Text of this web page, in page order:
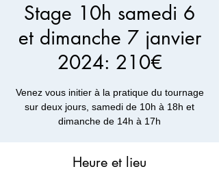
Stage 10h samedi 6
et dimanche 7 janvier
2024: 210€
Venez vous initier à la pratique du tournage
sur deux jours, samedi de 10h à 18h et
dimanche de 14h à 17h
Heure et lieu